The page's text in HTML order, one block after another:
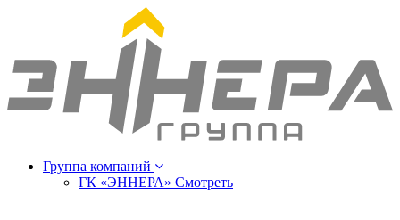
Группа компаний
ГК «ЭННЕРА» Смотреть